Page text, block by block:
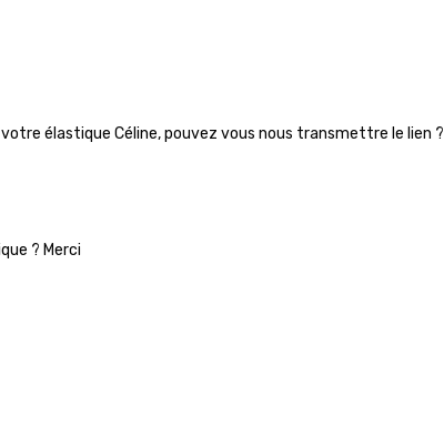
élastique Céline, pouvez vous nous transmettre le lien ?
? Merci